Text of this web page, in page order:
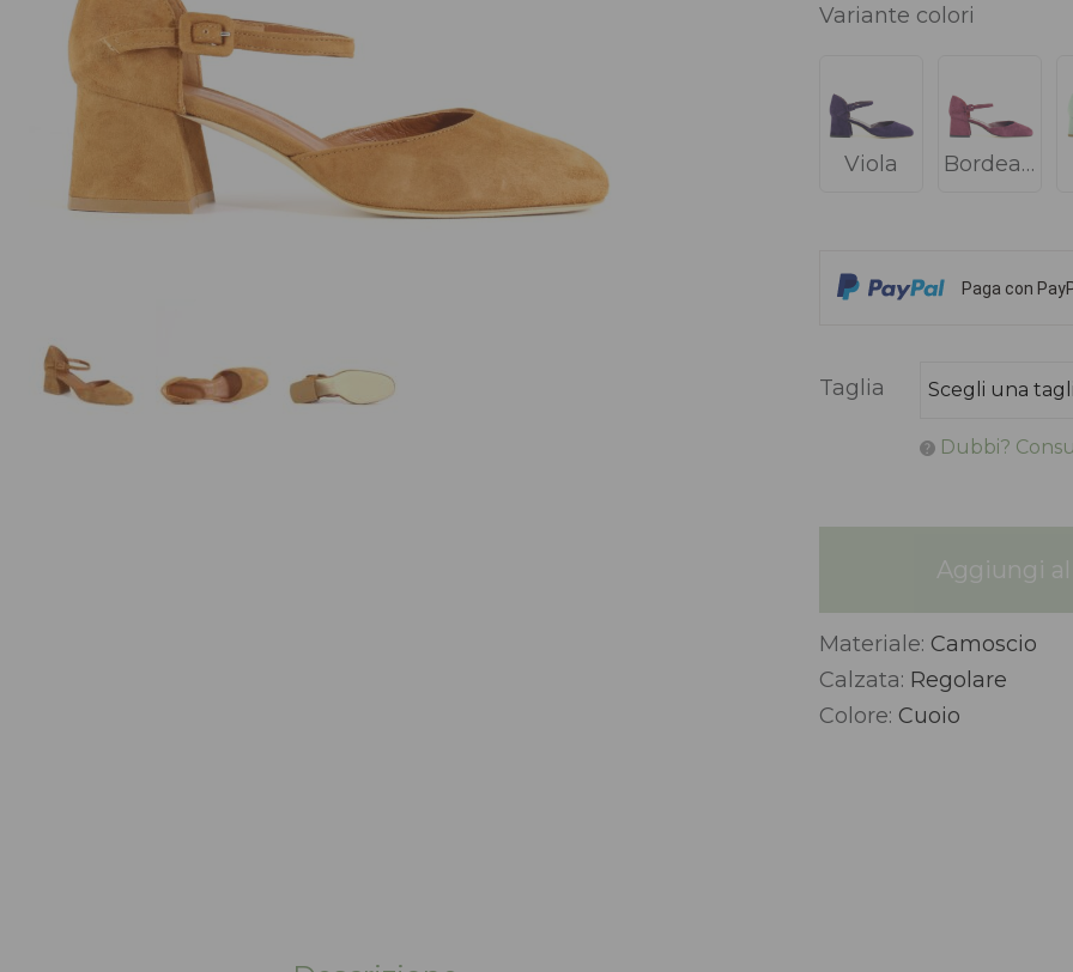
149,00 €.
Variante colori
Viola Bordeaux
Paga con
Taglia
Dubbi?
Aggiungi
Alternative:
Materiale: Camoscio
Calzata: Regolare
Colore: Cuoio